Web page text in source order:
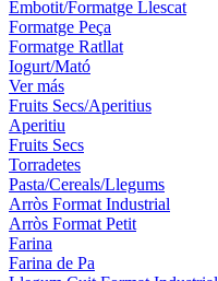
Embotit/Formatge Llescat
Formatge Peça
Formatge Ratllat
Iogurt/Mató
Ver más
Fruits Secs/Aperitius
Aperitiu
Fruits Secs
Torradetes
Pasta/Cereals/Llegums
Arròs Format Industrial
Arròs Format Petit
Farina
Farina de Pa